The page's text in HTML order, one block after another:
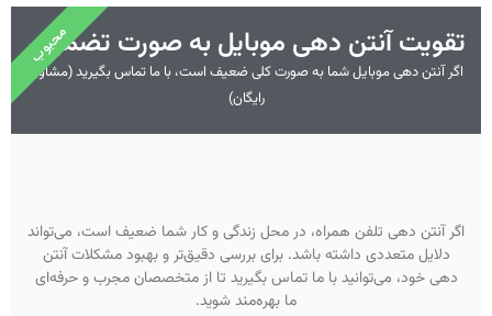
تقویت آنتن دهی موبایل به صورت تضمینی
اگر آنتن دهی موبایل شما به صورت کلی ضعیف است، با ما تماس بگیرید (مشاوره
رایگان)
اگر آنتن دهی تلفن همراه، در محل زندگی و کار شما ضعیف است، می‌تواند
دلایل متعددی داشته باشد. برای بررسی دقیق‌تر و بهبود مشکلات آنتن
دهی خود، می‌توانید با ما تماس بگیرید تا از متخصصان مجرب و حرفه‌ای
ما بهره‌مند شوید.
محبوب